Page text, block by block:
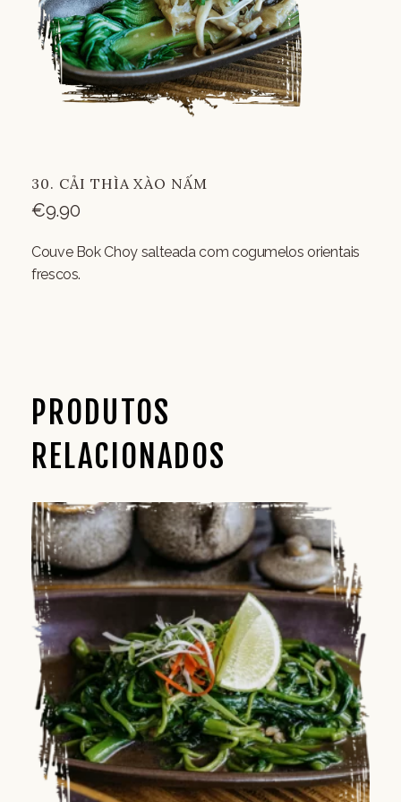
30. CẢI THÌA XÀO NẤM
€9.90
Couve Bok Choy salteada com cogumelos orientais
frescos.
PRODUTOS
RELACIONADOS